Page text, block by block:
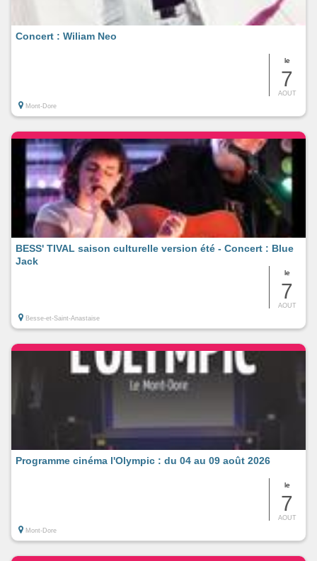
le
7
AOUT
Concert : Wiliam Neo
Mont-Dore
le
7
AOUT
BESS' TIVAL saison culturelle version été - Concert : Blue
Jack
Besse-et-Saint-Anastaise
le
7
AOUT
Programme cinéma l'Olympic : du 04 au 09 août 2026
Mont-Dore